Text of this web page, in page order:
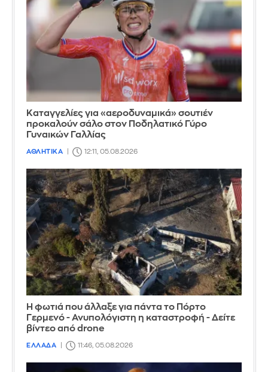
Καταγγελίες για «αεροδυναμικά» σουτιέν
προκαλούν σάλο στον Ποδηλατικό Γύρο
Γυναικών Γαλλίας
ΑΘΛΗΤΙΚΑ 12:11, 05.08.2026
Η φωτιά που άλλαξε για πάντα το Πόρτο
Γερμενό - Ανυπολόγιστη η καταστροφή - Δείτε
βίντεο από drone
ΕΛΛΑΔΑ 11:46, 05.08.2026